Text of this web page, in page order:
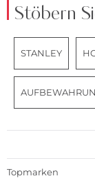
Stöbern
STANLEY
Topmarken